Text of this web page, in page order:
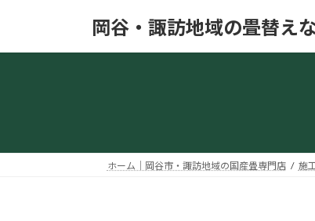
岡谷・諏訪地域の畳替え
ホーム｜岡谷市・諏訪地域の国産畳専門店 施